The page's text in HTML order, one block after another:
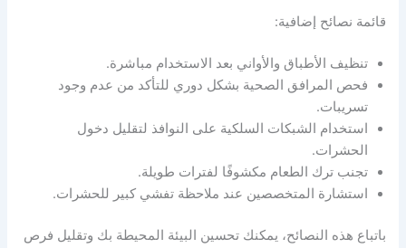
قائمة نصائح إضافية:
تنظيف الأطباق والأواني بعد الاستخدام مباشرة.
فحص المرافق الصحية بشكل دوري للتأكد من عدم وجود
تسريبات.
استخدام الشبكات السلكية على النوافذ لتقليل دخول
الحشرات.
تجنب ترك الطعام مكشوفًا لفترات طويلة.
استشارة المتخصصين عند ملاحظة تفشي كبير للحشرات.
باتباع هذه النصائح، يمكنك تحسين البيئة المحيطة بك وتقليل فرص